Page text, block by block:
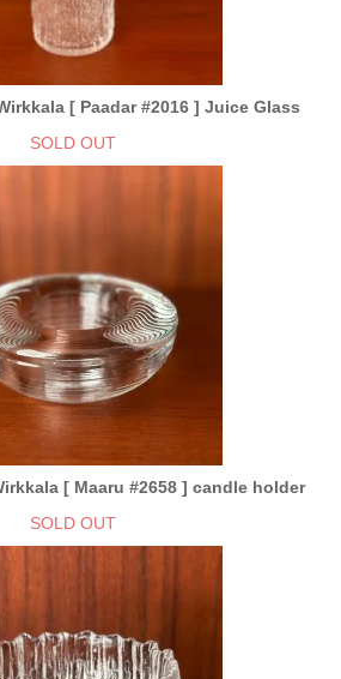
[ Paadar #2016 ] Juice Glass
SOLD OUT
[ Maaru #2658 ] candle holder
SOLD OUT